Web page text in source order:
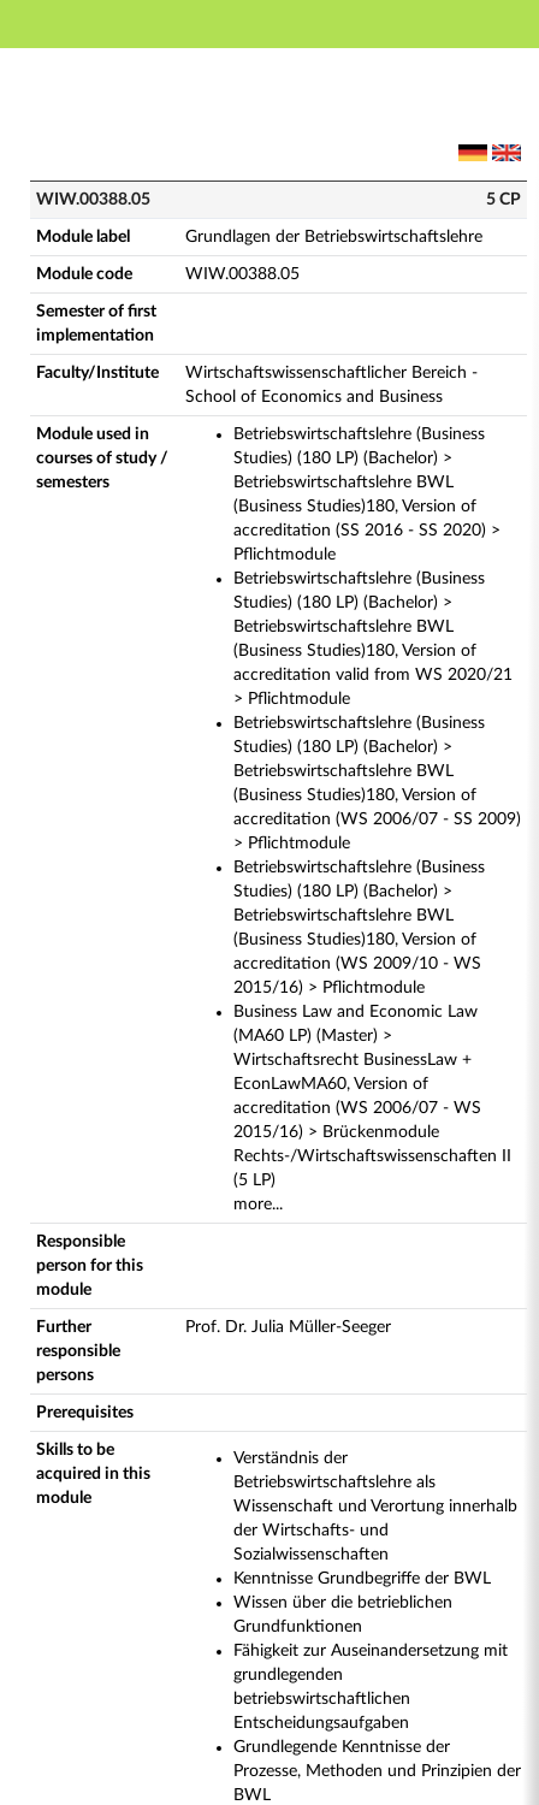
Main navigation
WIW.00388.05 - Grundlagen der
WIW.00388.05 5 CP
Module label Grundlagen der Betriebswirtschaftslehre
Module code WIW.00388.05
Semester of first
implementation
Faculty/Institute
Wirtschaftswissenschaftlicher Bereich -
School of Economics and Business
Module used in
courses of study /
semesters
Betriebswirtschaftslehre (Business
Studies) (180 LP) (Bachelor) >
Betriebswirtschaftslehre BWL
(Business Studies)180, Version of
accreditation (SS 2016 - SS 2020) >
Pflichtmodule
Betriebswirtschaftslehre (Business
Studies) (180 LP) (Bachelor) >
Betriebswirtschaftslehre BWL
(Business Studies)180, Version of
accreditation valid from WS 2020/21
> Pflichtmodule
Betriebswirtschaftslehre (Business
Studies) (180 LP) (Bachelor) >
Betriebswirtschaftslehre BWL
(Business Studies)180, Version of
accreditation (WS 2006/07 - SS 2009)
> Pflichtmodule
Betriebswirtschaftslehre (Business
Studies) (180 LP) (Bachelor) >
Betriebswirtschaftslehre BWL
(Business Studies)180, Version of
accreditation (WS 2009/10 - WS
2015/16) > Pflichtmodule
Business Law and Economic Law
(MA60 LP) (Master) >
Wirtschaftsrecht BusinessLaw +
EconLawMA60, Version of
accreditation (WS 2006/07 - WS
2015/16) > Brückenmodule
Rechts-/Wirtschaftswissenschaften II
(5 LP)
more...
Responsible
person for this
module
Further
responsible
persons
Prof. Dr. Julia Müller-Seeger
Prerequisites
Skills to be
acquired in this
module
Verständnis der
Betriebswirtschaftslehre als
Wissenschaft und Verortung innerhalb
der Wirtschafts- und
Sozialwissenschaften
Kenntnisse Grundbegriffe der BWL
Wissen über die betrieblichen
Grundfunktionen
Fähigkeit zur Auseinandersetzung mit
grundlegenden
betriebswirtschaftlichen
Entscheidungsaufgaben
Grundlegende Kenntnisse der
Prozesse, Methoden und Prinzipien der
BWL